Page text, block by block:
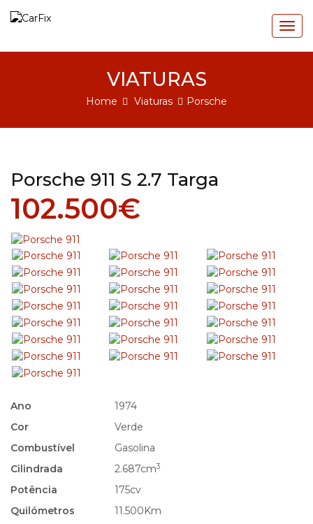
VIATURAS
Home Viaturas Porsche
Porsche 911 S 2.7 Targa
102.500€
Ano
1974
Cor
Verde
Combustível
Gasolina
Cilindrada
2.687cm3
Potência
175cv
Quilómetros
11.500Km